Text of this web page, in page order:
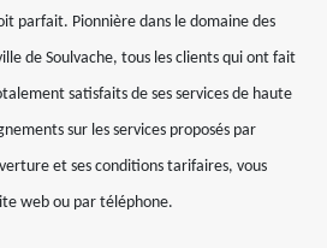
parfait. Pionnière dans le domaine des
de Soulvache, tous les clients qui ont fait
satisfaits de ses services de haute
sur les services proposés par
et ses conditions tarifaires, vous
web ou par téléphone.